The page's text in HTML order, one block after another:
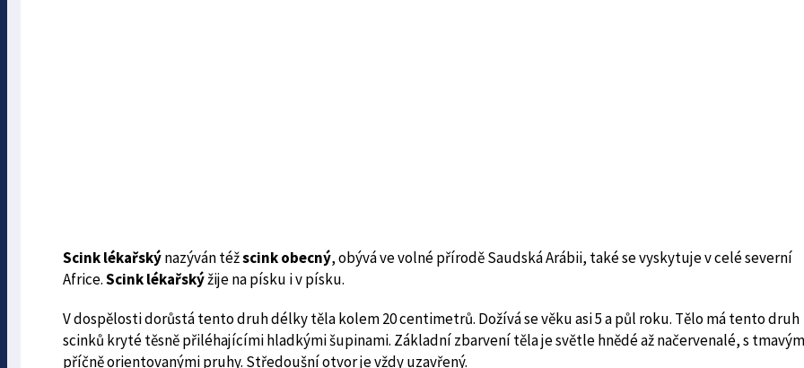
Scink lékařskýnazýván téžscink obecný, obývá ve volné přírodě Saudská Arábii, také se vyskytuje v celé severní
Africe.Scink lékařskýžije na písku i v písku.
V dospělosti dorůstá tento druh délky těla kolem 20 centimetrů. Dožívá se věku asi 5 a půl roku. Tělo má tento druh
scinků kryté těsně přiléhajícími hladkými šupinami. Základní zbarvení těla je světle hnědé až načervenalé, s
příčně orientovanými pruhy. Středoušní otvor je vždy uzavřený.